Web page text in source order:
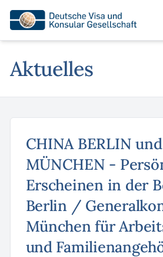
Aktuelles
CHINA BERLIN und
MÜNCHEN -
Erscheinen in der
Berlin /
München für
und